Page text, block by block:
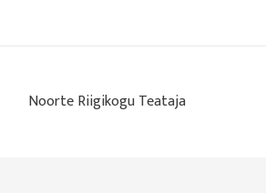
Noorte Riigikogu Teataja